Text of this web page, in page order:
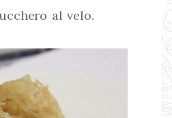
al velo.